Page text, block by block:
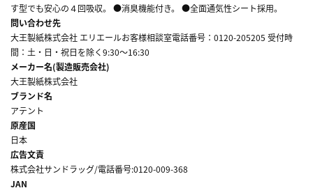
す型でも安心の４回吸収。 ●消臭機能付き。 ●全面通気性シート採用。
問い合わせ先
大王製紙株式会社 エリエールお客様相談室電話番号：0120-205205 受付時
間：土・日・祝日を除く9:30～16:30
メーカー名(製造販売会社)
大王製紙株式会社
ブランド名
アテント
原産国
日本
広告文責
株式会社サンドラッグ/電話番号:0120-009-368
JAN